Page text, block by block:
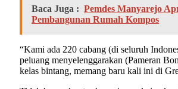
Baca Juga : Pemdes Manyarejo
Pembangunan Rumah Kompos
“Kami ada 220 cabang (di seluruh
peluang menyelenggarakan (Pameran
kelas bintang, memang baru kali ini di